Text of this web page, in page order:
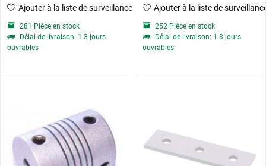
Ajouter à la liste de surveillance
281 Pièce en stock
Délai de livraison: 1-3 jours
ouvrables
Ajouter à la liste de
252 Pièce en stock
Délai de livraison: 1-3 jours
ouvrables